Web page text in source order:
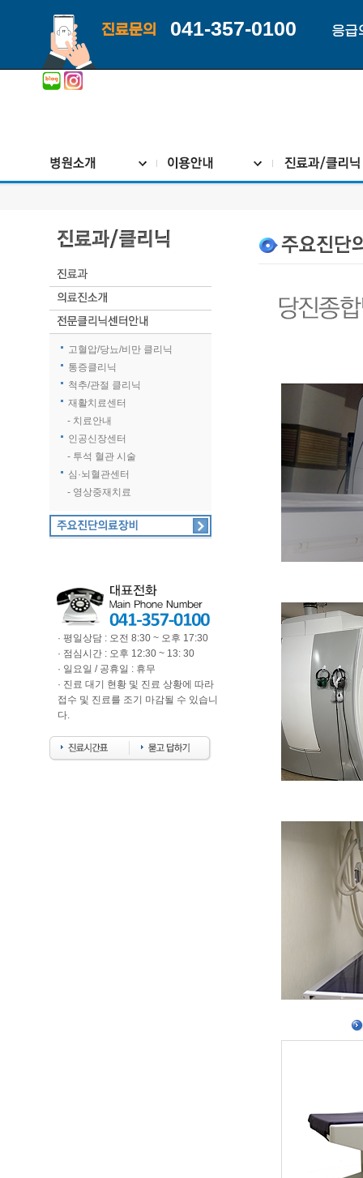
진료문의 041-357-0100 응급
고혈압/당뇨/비만 클리닉
통증클리닉
척추/관절 클리닉
재활치료센터
- 치료안내
인공신장센터
- 투석 혈관 시술
심·뇌혈관센터
- 영상중재치료
· 평일상담 : 오전 8:30 ~ 오후 17:30
· 점심시간 : 오후 12:30 ~ 13: 30
· 일요일 / 공휴일 : 휴무
· 진료 대기 현황 및 진료 상황에 따라
접수 및 진료를 조기 마감될 수 있습니
다.